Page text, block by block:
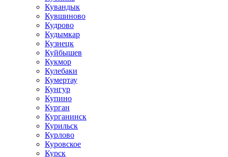
Кувандык
Кувшиново
Кудрово
Кудымкар
Кузнецк
Куйбышев
Кукмор
Кулебаки
Кумертау
Кунгур
Купино
Курган
Курганинск
Курильск
Курлово
Куровское
Курск